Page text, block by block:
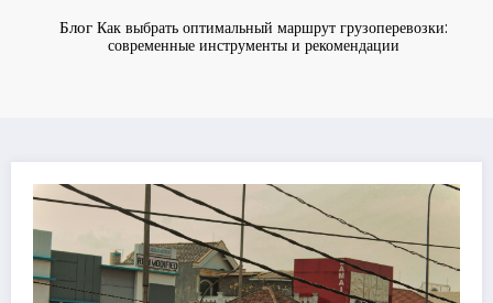
Блог Как выбрать оптимальный маршрут грузоперевозки:
современные инструменты и рекомендации